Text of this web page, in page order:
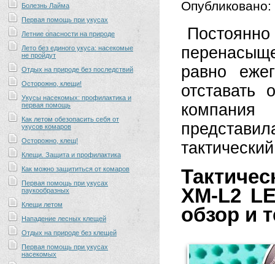
Болезнь Лайма
Первая помощь при укусах
Летние опасности на природе
Лето без единого укуса: насекомые
не пройдут
Отдых на природе без последствий
Осторожно, клещи!
Укусы насекомых: профилактика и
первая помощь
Как летом обезопасить себя от
укусов комаров
Осторожно, клещ!
Клещи. Защита и профилактика
Как можно защититься от комаров
Первая помощь при укусах
паукообразных
Клещи летом
Нападение лесных клещей
Отдых на природе без клещей
Первая помощь при укусах
насекомых
Опубликовано:
равно
отставать
XM-L2
обзор и